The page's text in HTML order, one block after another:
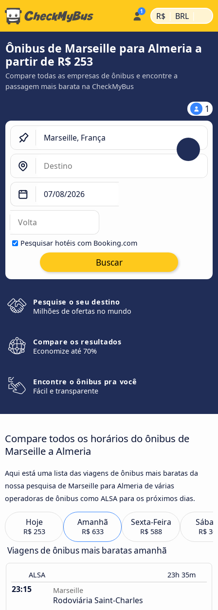
R$ | BRL |
Ônibus de Marseille para Almeria a
partir de R$ 253
Compare todas as empresas de ônibus e encontre a
passagem mais barata na CheckMyBus
1
Pesquisar hotéis com Booking.com
Buscar
Pesquise o seu destino
Milhões de ofertas no mundo
Compare os resultados
Economize até 70%
Encontre o ônibus pra você
Fácil e transparente
Compare todos os horários do ônibus de
Marseille a Almeria
Aqui está uma lista das viagens de ônibus mais baratas da
nossa pesquisa de Marseille para Almeria de várias
operadoras de ônibus como ALSA para os próximos dias.
Hoje
R$ 253
Amanhã
R$ 633
Sexta-Feira
R$ 588 R$
Viagens de ônibus mais baratas amanhã
ALSA 23h 35m
23:15 Marseille
Rodoviária Saint-Charles